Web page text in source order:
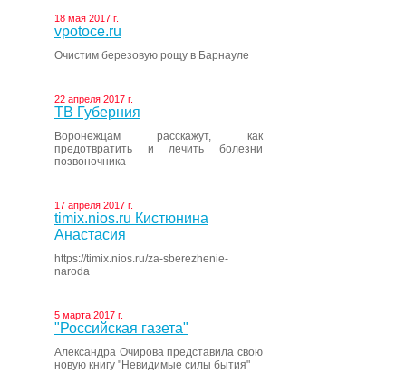
18 мая 2017 г.
vpotoce.ru
Очистим березовую рощу в Барнауле
22 апреля 2017 г.
ТВ Губерния
Воронежцам расскажут, как
предотвратить и лечить болезни
позвоночника
17 апреля 2017 г.
timix.nios.ru Кистюнина
Анастасия
https://timix.nios.ru/za-sberezhenie-
naroda
5 марта 2017 г.
"Российская газета"
Александра Очирова представила свою
новую книгу "Невидимые силы бытия"